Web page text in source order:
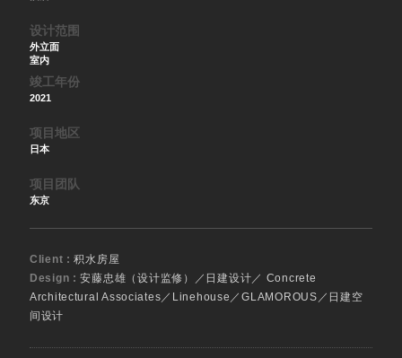
设计范围
外立面
室内
竣工年份
2021
项目地区
日本
项目团队
东京
Client :积水房屋
Design :安藤忠雄（设计监修）／日建设计／ Concrete
Architectural Associates／Linehouse／GLAMOROUS／日建空
间设计